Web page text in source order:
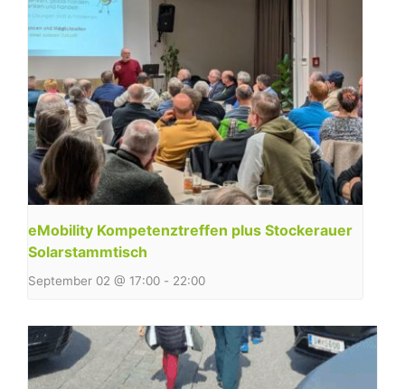
eMobility Kompetenztreffen plus Stockerauer
Solarstammtisch
September 02 @ 17:00 - 22:00